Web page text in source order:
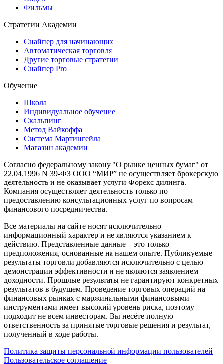
Фильмы
Стратегии Академии
Снайпер для начинающих
Автоматическая торговля
Другие торговые стратегии
Снайпер Pro
Обучение
Школа
Индивидуальное обучение
Скальпинг
Метод Вайкоффа
Система Мартингейла
Магазин академии
Согласно федеральному закону "О рынке ценных бумаг" от
22.04.1996 N 39-ФЗ ООО “МИР” не осуществляет брокерскую
деятельность и не оказывает услуги Форекс дилинга.
Компания осуществляет деятельность только по
предоставлению консультационных услуг по вопросам
финансового посредничества.
Все материалы на сайте носят исключительно
информационный характер и не являются указанием к
действию. Представленные данные – это только
предположения, основанные на нашем опыте. Публикуемые
результаты торговли добавляются исключительно с целью
демонстрации эффективности и не являются заявлением
доходности. Прошлые результаты не гарантируют конкретных
результатов в будущем. Проведение торговых операций на
финансовых рынках с маржинальными финансовыми
инструментами имеет высокий уровень риска, поэтому
подходит не всем инвесторам. Вы несёте полную
ответственность за принятые торговые решения и результат,
полученный в ходе работы.
Политика защиты персональной информации пользователей
Пользовательское соглашение